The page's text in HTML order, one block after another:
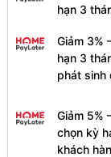
hạn 3
Giảm 3%
hạn 3
phát sinh
Giảm 5%
chọn kỳ
khách